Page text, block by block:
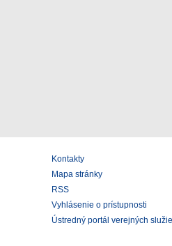
Kontakty
Mapa stránky
RSS
Vyhlásenie o prístupnosti
Ústredný portál verejných